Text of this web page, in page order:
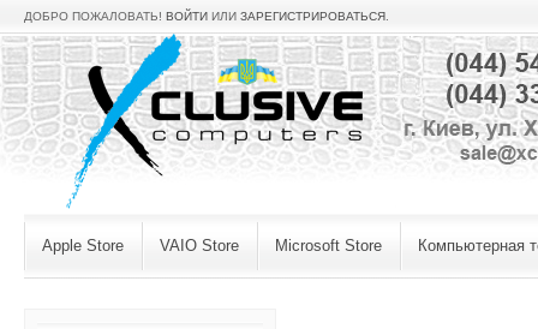
ДОБРО ПОЖАЛОВАТЬ! ВОЙТИ ИЛИ ЗАРЕГИСТРИРОВАТЬСЯ
Apple Store VAIO Store Microsoft Store Компьютерная